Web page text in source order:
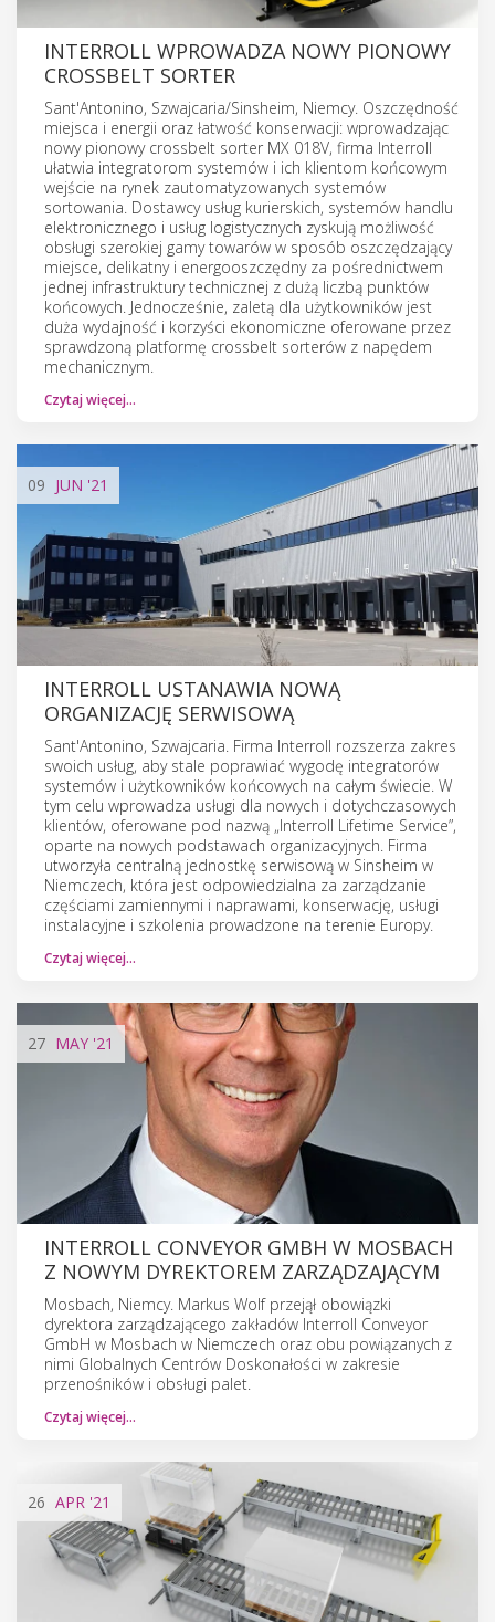
INTERROLL WPROWADZA NOWY PIONOWY
CROSSBELT SORTER
Sant'Antonino, Szwajcaria/Sinsheim, Niemcy. Oszczędność
miejsca i energii oraz łatwość konserwacji: wprowadzając
nowy pionowy crossbelt sorter MX 018V, firma Interroll
ułatwia integratorom systemów i ich klientom końcowym
wejście na rynek zautomatyzowanych systemów
sortowania. Dostawcy usług kurierskich, systemów handlu
elektronicznego i usług logistycznych zyskują możliwość
obsługi szerokiej gamy towarów w sposób oszczędzający
miejsce, delikatny i energooszczędny za pośrednictwem
jednej infrastruktury technicznej z dużą liczbą punktów
końcowych. Jednocześnie, zaletą dla użytkowników jest
duża wydajność i korzyści ekonomiczne oferowane przez
sprawdzoną platformę crossbelt sorterów z napędem
mechanicznym.
Czytaj więcej…
09 JUN '21
INTERROLL USTANAWIA NOWĄ
ORGANIZACJĘ SERWISOWĄ
Sant'Antonino, Szwajcaria. Firma Interroll rozszerza zakres
swoich usług, aby stale poprawiać wygodę integratorów
systemów i użytkowników końcowych na całym świecie. W
tym celu wprowadza usługi dla nowych i dotychczasowych
klientów, oferowane pod nazwą „Interroll Lifetime Service”,
oparte na nowych podstawach organizacyjnych. Firma
utworzyła centralną jednostkę serwisową w Sinsheim w
Niemczech, która jest odpowiedzialna za zarządzanie
częściami zamiennymi i naprawami, konserwację, usługi
instalacyjne i szkolenia prowadzone na terenie Europy.
Czytaj więcej…
27 MAY '21
INTERROLL CONVEYOR GMBH W MOSBACH
Z NOWYM DYREKTOREM ZARZĄDZAJĄCYM
Mosbach, Niemcy. Markus Wolf przejął obowiązki
dyrektora zarządzającego zakładów Interroll Conveyor
GmbH w Mosbach w Niemczech oraz obu powiązanych z
nimi Globalnych Centrów Doskonałości w zakresie
przenośników i obsługi palet.
Czytaj więcej…
26 APR '21